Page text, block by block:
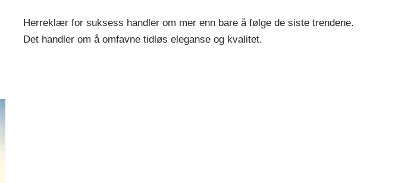
Herreklær for suksess handler om mer enn bare å følge de siste trendene.
Det handler om å omfavne tidløs eleganse og kvalitet.